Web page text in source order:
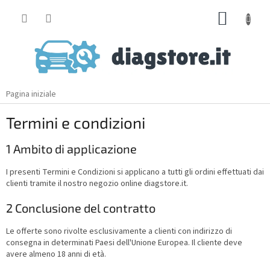
Pagina iniziale
Termini e condizioni
1 Ambito di applicazione
I presenti Termini e Condizioni si applicano a tutti gli ordini effettuati dai
clienti tramite il nostro negozio online diagstore.it.
2 Conclusione del contratto
Le offerte sono rivolte esclusivamente a clienti con indirizzo di
consegna in determinati Paesi dell'Unione Europea. Il cliente deve
avere almeno 18 anni di età.